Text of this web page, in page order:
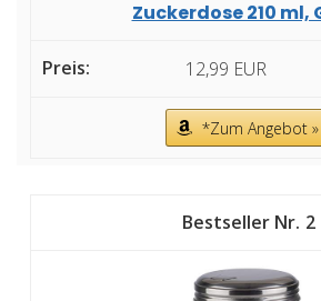
Zuckerdose 210 ml,
12,99 EUR
*Zum Angebot »
2